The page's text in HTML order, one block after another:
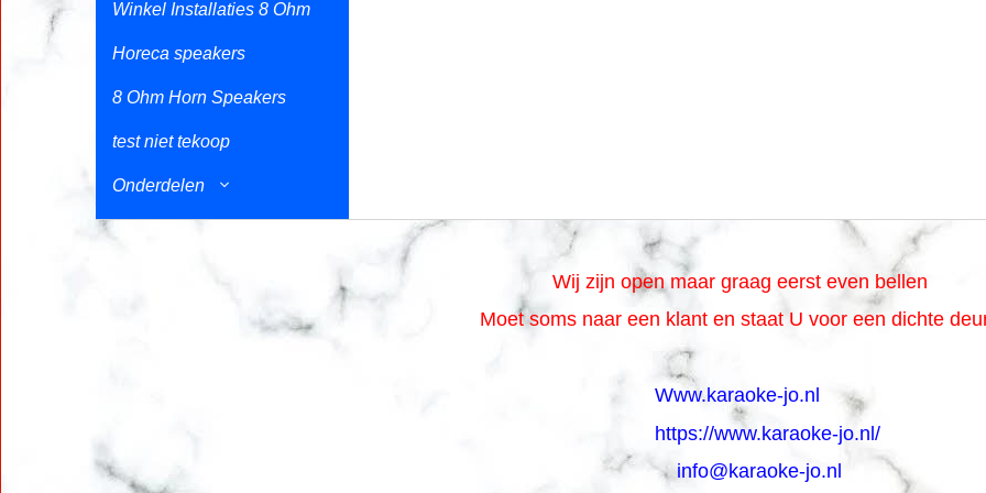
Winkel Installaties 8 Ohm
Horeca speakers
8 Ohm Horn Speakers
test niet tekoop
Onderdelen
Wij zijn open maar graag eerst even bellen
Moet soms naar een klant en staat U voor een dichte
Www.karaoke-jo.nl
https://www.karaoke-jo.nl/
info@karaoke-jo.nl